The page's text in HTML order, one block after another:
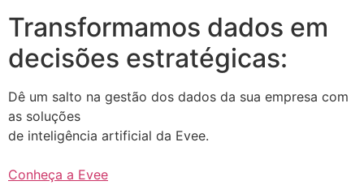
Transformamos dados em
decisões estratégicas:
Dê um salto na gestão dos dados da sua empresa com
as soluções
de inteligência artificial da Evee.
Conheça a Evee